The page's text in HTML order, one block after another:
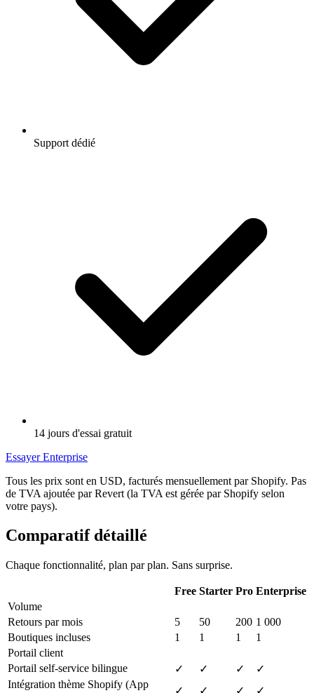
Support dédié
14 jours d'essai gratuit
Essayer Enterprise
Tous les prix sont en USD, facturés mensuellement par Shopify. Pas
de TVA ajoutée par Revert (la TVA est gérée par Shopify selon
votre pays).
Comparatif détaillé
Chaque fonctionnalité, plan par plan. Sans surprise.
Free Starter Pro Enterprise
Volume
Retours par mois
5 50 200 1 000
Boutiques incluses
1 1 1
1
Portail client
Portail self-service bilingue
✓ ✓ ✓
✓
Intégration thème Shopify (App